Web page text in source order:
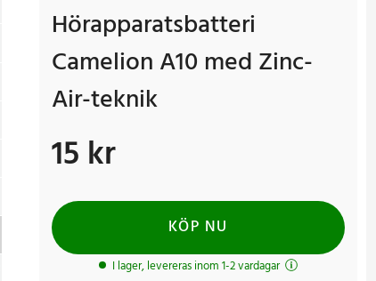
Hörapparatsbatteri
Camelion A10 med Zinc-
Air-teknik
Pris: 15 kr
15 kr
KÖP NU
I lager, levereras inom 1-2 vardagar